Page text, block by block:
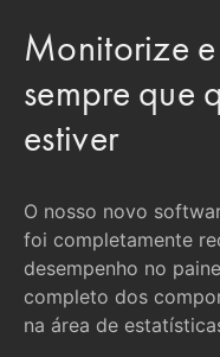
Monitorize
sempre que
estiver
O nosso novo
foi completamente
desempenho no
completo dos
na área de